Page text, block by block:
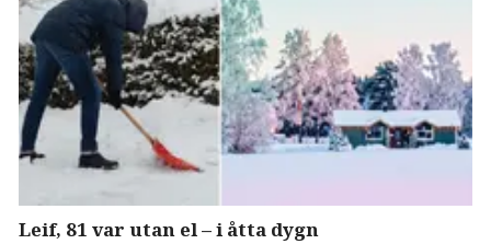
Leif, 81 var utan el – i åtta dygn